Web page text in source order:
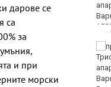
дарове се
са
за
и при
морски
масово
пътувания
пониженото
на Дунав